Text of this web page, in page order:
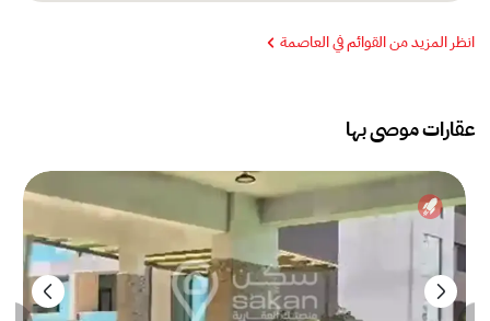
انظر المزيد من القوائم في العاصمة
عقارات موصى بها